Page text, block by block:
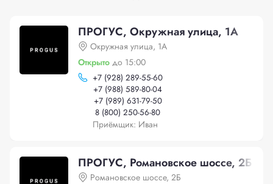
ПРОГУС, Окружная улица, 1А
Окружная улица, 1А
Открыто до 15:00
+7 (928) 289-55-60
+7 (988) 589-80-04
+7 (989) 631-79-50
8 (800) 250-56-80
Приёмщик: Иван
ПРОГУС, Романовское шоссе, 2Б
Романовское шоссе, 2Б